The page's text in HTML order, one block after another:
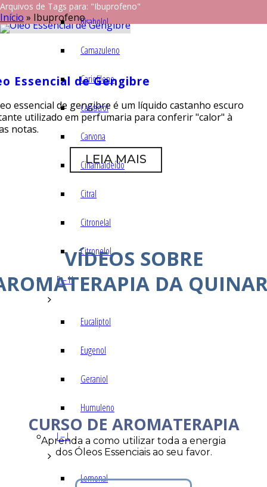
Bisabolol
Camazuleno
Cariofileno
Carvacrol
Carvona
Cinamaldeído
Citral
Citronelal
Citronelol
E – H
Eucaliptol
Eugenol
Geraniol
Humuleno
I – L
Lemonal
Arquivos de Tags para: "Ibuprofeno"
Início » Ibuprofeno
Essencial de Gengibre
essencial de gengibre é um líquido castanho escuro
utilizado em perfumaria para conferir "calor" à
notas.
LEIA MAIS
VÍDEOS SOBRE
DA
CURSO DE AROMATERAPIA
Aprenda a como utilizar toda a energia
dos Óleos Essenciais ao seu favor.